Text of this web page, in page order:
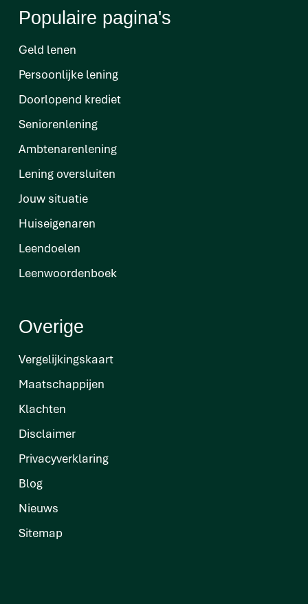
Populaire pagina's
Geld lenen
Persoonlijke lening
Doorlopend krediet
Seniorenlening
Ambtenarenlening
Lening oversluiten
Jouw situatie
Huiseigenaren
Leendoelen
Leenwoordenboek
Overige
Vergelijkingskaart
Maatschappijen
Klachten
Disclaimer
Privacyverklaring
Blog
Nieuws
Sitemap